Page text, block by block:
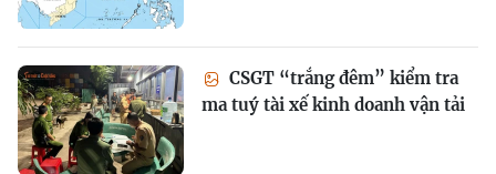
CSGT “trắng đêm” kiểm tra
ma tuý tài xế kinh doanh vận tải